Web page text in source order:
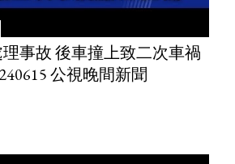
事故 後車撞上致二次車禍
公視晚間新聞